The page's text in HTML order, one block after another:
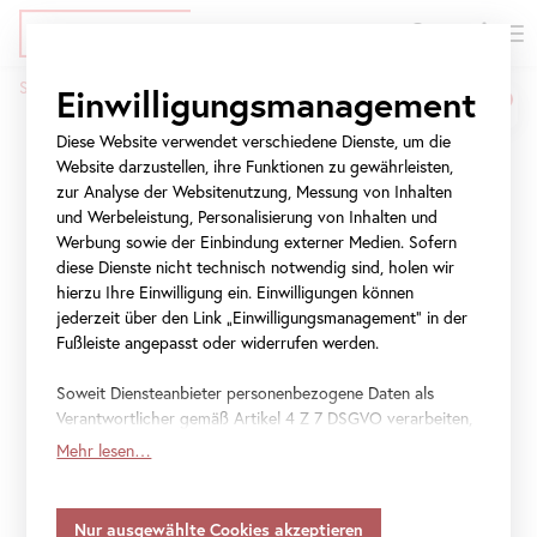
Direkt
Zur
Navigation
springen
Zur
Navigation
springenPfadnavigation
Startseite Presse
BELVEDEREARTAWARD
2024
Rabbya Naseer mit dem
BelvedereArtAward 2024
ausgezeichnet
Der biennal ausgelobte, mit 20.000 Euro dotierte
Preis für zeitgenössische Kunst wurde am Montag,
Projects und dem Belvedere verliehen.
Einwilligungsmanagement
Diese Website verwendet verschiedene Dienste, um die
Website darzustellen, ihre Funktionen zu gewährleisten,
zur Analyse der Websitenutzung, Messung von Inhalten
und Werbeleistung, Personalisierung von Inhalten und
Werbung sowie der Einbindung externer Medien. Sofern
diese Dienste nicht technisch notwendig sind, holen wir
hierzu Ihre Einwilligung ein. Einwilligungen können
jederzeit über den Link „Einwilligungsmanagement“ in der
Fußleiste angepasst oder widerrufen werden.
Soweit Diensteanbieter personenbezogene Daten als
Verantwortlicher gemäß Artikel 4 Z 7 DSGVO verarbeiten,
gilt Ihre Einwilligung auch für die Weitergabe an den
Daten in Staaten ohne Vorliegen eines
Mehr lesen…